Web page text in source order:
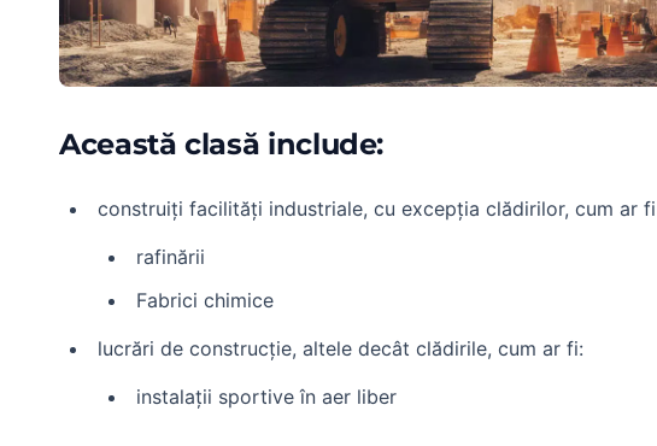
Această clasă include:
construiți facilități industriale, cu excepția clădirilor, cum ar
rafinării
Fabrici chimice
lucrări de construcție, altele decât clădirile, cum ar fi:
instalații sportive în aer liber